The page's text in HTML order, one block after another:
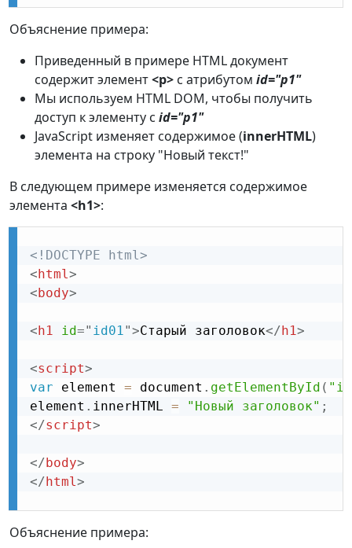
Объяснение примера:
Приведенный в примере HTML документ
содержит элемент<p> с атрибутом id="p1"
Мы используем HTML DOM, чтобы получить
доступ к элементу с id="p1"
JavaScript изменяет содержимое (innerHTML)
элемента на строку "Новый текст!"
В следующем примере изменяется содержимое
элемента <h1>:
<!DOCTYPE html>
< html>
< body>
< h1 id=" id01">Старый заголовок</ h1>
<script>
var element = document . getElementById (
element . innerHTML = "Новый заголовок" ;
</script>
</ body>
</ html>
Объяснение примера: